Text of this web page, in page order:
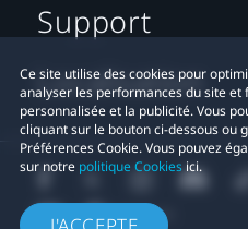
Ce site utilise des cookies pour
analyser les performances du site
personnalisée et la publicité. Vous
cliquant sur le bouton ci-dessous ou
Préférences Cookie. Vous pouvez
sur notre politique Cookiesici.
Support
Localisation